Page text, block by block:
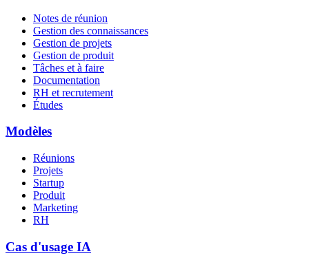
Notes de réunion
Gestion des connaissances
Gestion de projets
Gestion de produit
Tâches et à faire
Documentation
RH et recrutement
Études
Modèles
Réunions
Projets
Startup
Produit
Marketing
RH
Cas d'usage IA